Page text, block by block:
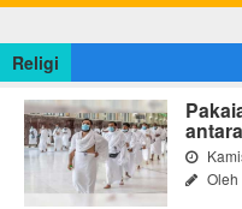
Religi
Oleh